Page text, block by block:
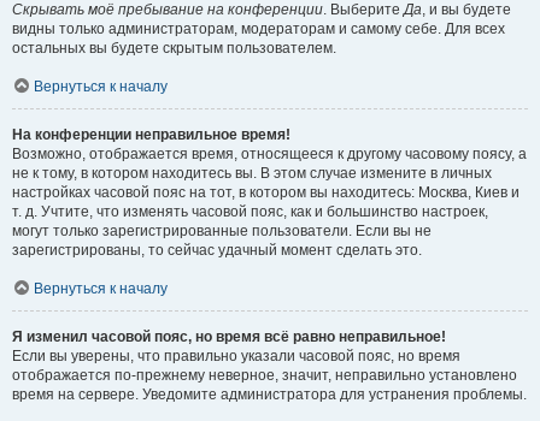
Скрывать моё пребывание на конференции. ВыберитеДа, и вы будете
видны только администраторам, модераторам и самому себе. Для всех
остальных вы будете скрытым пользователем.
Вернуться к началу
На конференции неправильное время!
Возможно, отображается время, относящееся к другому часовому поясу, а
не к тому, в котором находитесь вы. В этом случае измените в личных
настройках часовой пояс на тот, в котором вы находитесь: Москва, Киев и
т. д. Учтите, что изменять часовой пояс, как и большинство настроек,
могут только зарегистрированные пользователи. Если вы не
зарегистрированы, то сейчас удачный момент сделать это.
Вернуться к началу
Я изменил часовой пояс, но время всё равно неправильное!
Если вы уверены, что правильно указали часовой пояс, но время
отображается по-прежнему неверное, значит, неправильно установлено
время на сервере. Уведомите администратора для устранения проблемы.